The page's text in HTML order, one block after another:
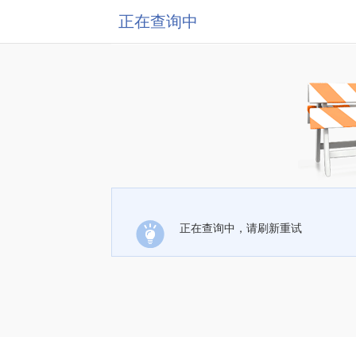
正在查询中
正在查询中，请刷新重试